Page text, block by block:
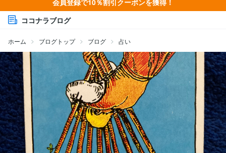
ココナラブログ
ホーム ブログトップ ブログ 占い